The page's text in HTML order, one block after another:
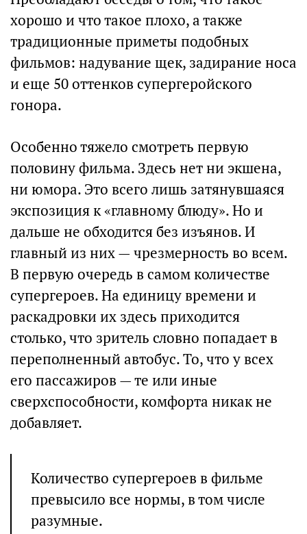
хорошо и что такое плохо, а также
традиционные приметы подобных
фильмов: надувание щек, задирание носа
и еще 50 оттенков супергеройского
гонора.
Особенно тяжело смотреть первую
половину фильма. Здесь нет ни экшена,
ни юмора. Это всего лишь затянувшаяся
экспозиция к «главному блюду». Но и
дальше не обходится без изъянов. И
главный из них — чрезмерность во всем.
В первую очередь в самом количестве
супергероев. На единицу времени и
раскадровки их здесь приходится
столько, что зритель словно попадает в
переполненный автобус. То, что у всех
его пассажиров — те или иные
сверхспособности, комфорта никак не
добавляет.
Количество супергероев в фильме
превысило все нормы, в том числе
разумные.